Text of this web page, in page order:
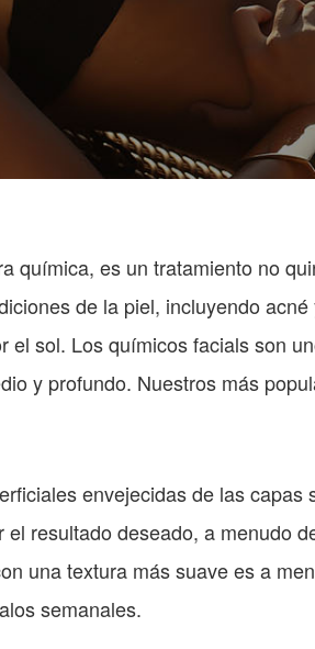
química, es un tratamiento no
de la piel, incluyendo
el sol. Los químicos facials son
y profundo. Nuestros más
envejecidas de las
resultado deseado, a menudo
una textura más suave es a
semanales.